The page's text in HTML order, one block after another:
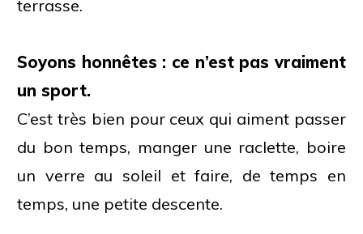
terrasse.
Soyons honnêtes : ce n’est pas vraiment
un sport.
C’est très bien pour ceux qui aiment passer
du bon temps, manger une raclette, boire
un verre au soleil et faire, de temps en
temps, une petite descente.